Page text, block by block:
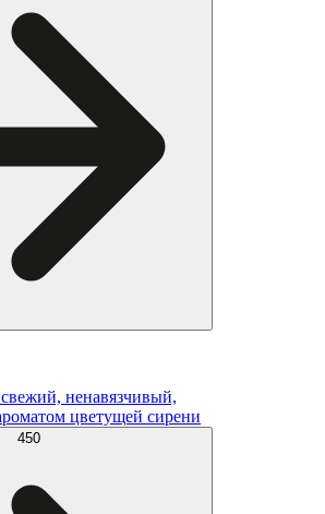
ненавязчивый,
цветущей сирени
450